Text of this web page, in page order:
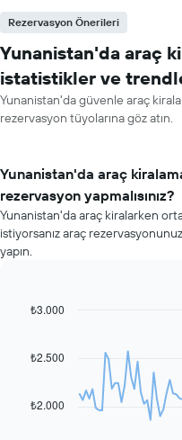
Rezervasyon Önerileri
Yunanistan'da araç
istatistikler ve
Yunanistan'da güvenle araç
rezervasyon tüyolarına göz atın.
Yunanistan'da araç
rezervasyon yapmalısınız?
Yunanistan'da araç kiralarken
istiyorsanız araç
yapın.
Line
91
data
Chart
₺2.000
₺2.500
₺3.000